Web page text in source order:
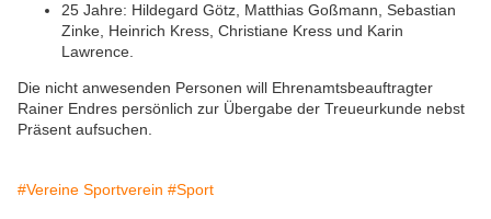
25 Jahre: Hildegard Götz, Matthias Goßmann, Sebastian
Zinke, Heinrich Kress, Christiane Kress und Karin
Lawrence.
Die nicht anwesenden Personen will Ehrenamtsbeauftragter
Rainer Endres persönlich zur Übergabe der Treueurkunde nebst
Präsent aufsuchen.
#Vereine Sportverein #Sport